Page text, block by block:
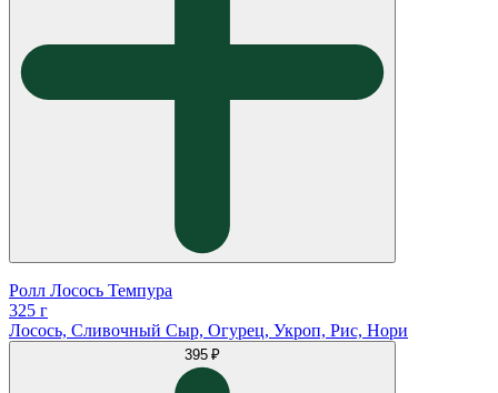
Ролл Лосось Темпура
325 г
Лосось, Сливочный Сыр, Огурец, Укроп, Рис, Нори
395 ₽